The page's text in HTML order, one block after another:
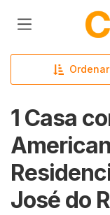
Ordenar
1 Casa
José do